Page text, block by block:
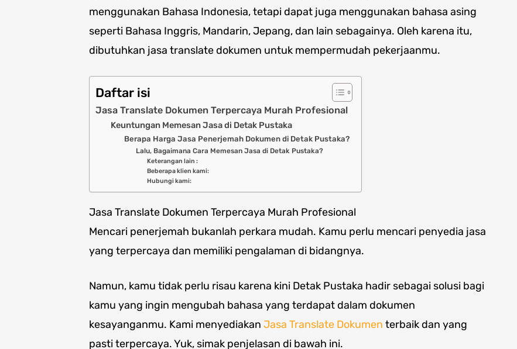
menggunakan Bahasa Indonesia, tetapi dapat juga menggunakan bahasa asing
seperti Bahasa Inggris, Mandarin, Jepang, dan lain sebagainya. Oleh karena itu,
dibutuhkan jasa translate dokumen untuk mempermudah pekerjaanmu.
Daftar isi
Jasa Translate Dokumen Terpercaya Murah Profesional
Keuntungan Memesan Jasa di Detak Pustaka
Berapa Harga Jasa Penerjemah Dokumen di Detak Pustaka?
Lalu, Bagaimana Cara Memesan Jasa di Detak Pustaka?
Keterangan lain :
Beberapa klien kami:
Hubungi kami:
Jasa Translate Dokumen Terpercaya Murah Profesional
Mencari penerjemah bukanlah perkara mudah. Kamu perlu mencari penyedia jasa
yang terpercaya dan memiliki pengalaman di bidangnya.
Namun, kamu tidak perlu risau karena kini Detak Pustaka hadir sebagai solusi bagi
kamu yang ingin mengubah bahasa yang terdapat dalam dokumen
kesayanganmu. Kami menyediakan Jasa Translate Dokumen terbaik dan yang
pasti terpercaya. Yuk, simak penjelasan di bawah ini.